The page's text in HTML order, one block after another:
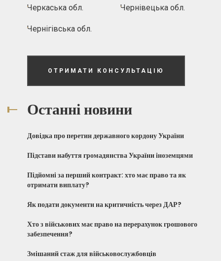
Черкаська обл. Чернівецька обл.
Чернігівська обл.
ОТРИМАТИ КОНСУЛЬТАЦІЮ
Останні новини
Довідка про перетин державного кордону України
Підстави набуття громадянства України іноземцями
Підйомні за перший контракт: хто має право та як
отримати виплату?
Як подати документи на критичність через ДАР?
Хто з військових має право на перерахунок грошового
забезпечення?
Змішаний стаж для військовослужбовців